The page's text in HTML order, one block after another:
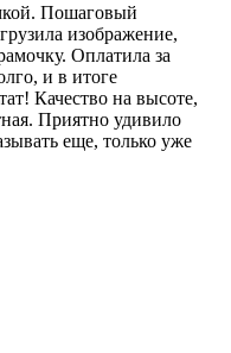
Пошаговый
изображение,
Оплатила за
и в итоге
Качество на высоте,
Приятно удивило
еще, только уже